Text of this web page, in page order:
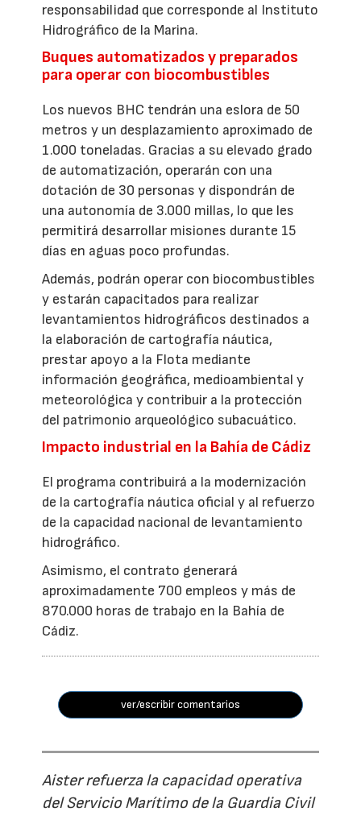
responsabilidad que corresponde al Instituto
Hidrográfico de la Marina.
Buques automatizados y preparados
para operar con biocombustibles
Los nuevos BHC tendrán una eslora de 50
metros y un desplazamiento aproximado de
1.000 toneladas. Gracias a su elevado grado
de automatización, operarán con una
dotación de 30 personas y dispondrán de
una autonomía de 3.000 millas, lo que les
permitirá desarrollar misiones durante 15
días en aguas poco profundas.
Además, podrán operar con biocombustibles
y estarán capacitados para realizar
levantamientos hidrográficos destinados a
la elaboración de cartografía náutica,
prestar apoyo a la Flota mediante
información geográfica, medioambiental y
meteorológica y contribuir a la protección
del patrimonio arqueológico subacuático.
Impacto industrial en la Bahía de Cádiz
El programa contribuirá a la modernización
de la cartografía náutica oficial y al refuerzo
de la capacidad nacional de levantamiento
hidrográfico.
Asimismo, el contrato generará
aproximadamente 700 empleos y más de
870.000 horas de trabajo en la Bahía de
Cádiz.
ver/escribir comentarios
Aister refuerza la capacidad operativa
del Servicio Marítimo de la Guardia Civil